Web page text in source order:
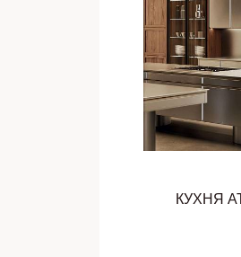
КУХНЯ